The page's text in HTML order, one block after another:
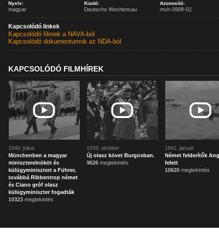
Nyelv:
magyar
Kiadó:
Deutsche Wochensau
Azonosító:
mvh-0908-02
Kapcsolódó linkek
Kapcsolódó filmek a NAVA-ból
Kapcsolódó dokumentumok az NDA-ból
KAPCSOLÓDÓ FILMHÍREK
1940. július
Münchenben a magyar
miniszterelnököt és
külügyminisztert a Führer,
továbbá Ribbentrop német
és Ciano gróf olasz
külügyminiszter fogadták
10323 megtekintés
1939. október
Új olasz követ Burgosban.
9626 megtekintés
1941. január
Német felderítők
felett
10620 megtekintés